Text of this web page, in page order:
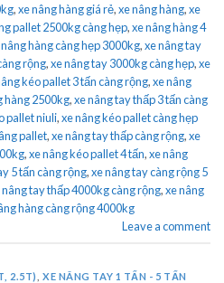
,xe nâng hàng giá rẻ,xe nâng hàng,xe
pallet 2500kg càng hẹp,xe nâng hàng 4
hàng càng hẹp 3000kg,xe nâng tay
rộng,xe nâng tay 3000kg càng hẹp,xe
kéo pallet 3 tấn càng rộng,xe nâng
hàng 2500kg,xe nâng tay thấp 3 tấn càng
pallet niuli,xe nâng kéo pallet càng hẹp
pallet,xe nâng tay thấp càng rộng,xe
,xe nâng kéo pallet 4 tấn,xe nâng
5 tấn càng rộng,xe nâng tay càng rộng 5
nâng tay thấp 4000kg càng rộng,xe nâng
hàng càng rộng 4000kg
Leave a comment
2.5T) ,XE NÂNG TAY 1 TẤN - 5 TẤN